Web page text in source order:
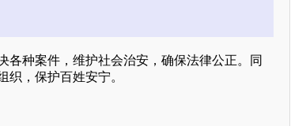
各种案件，维护社会治安，确保法律公正。同
织，保护百姓安宁。